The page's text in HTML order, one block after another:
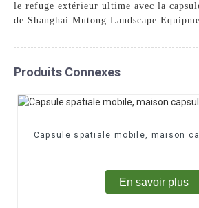
le refuge extérieur ultime avec la
de Shanghai Mutong Landscape
Produits Connexes
Capsule spatiale mobile, maison
En savoir plus